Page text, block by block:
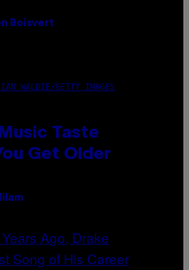
Boisvert
WALDIE/GETTY IMAGES
Taste
Get Older